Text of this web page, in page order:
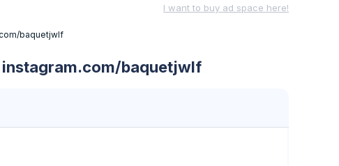
I want to buy ad space here!
baquetjwlf
instagram.com/baquetjwlf